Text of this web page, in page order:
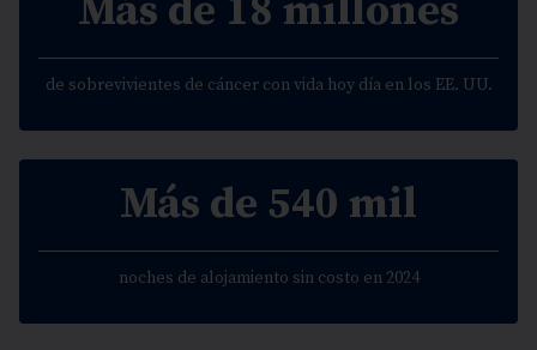
Más de 18 millones
de sobrevivientes de cáncer con vida hoy día en los EE. UU.
Más de 540 mil
noches de alojamiento sin costo en 2024